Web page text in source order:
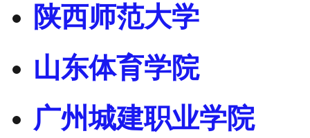
陕西师范大学
山东体育学院
广州城建职业学院